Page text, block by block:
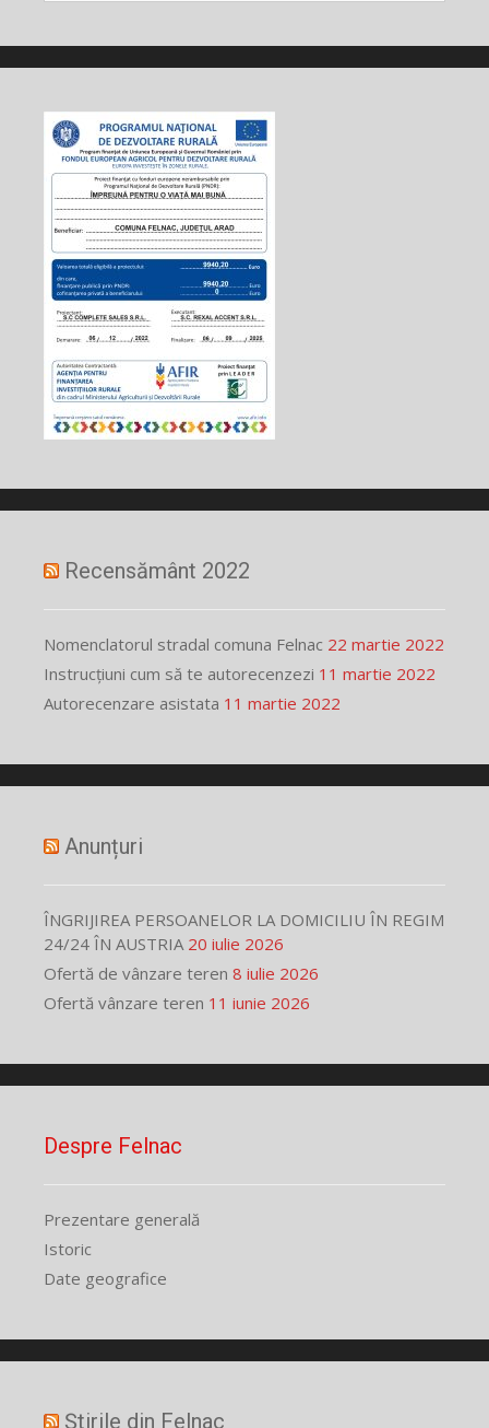
Recensământ 2022
Nomenclatorul stradal comuna Felnac 22 martie 2022
Instrucțiuni cum să te autorecenzezi 11 martie 2022
Autorecenzare asistata 11 martie 2022
Anunțuri
ÎNGRIJIREA PERSOANELOR LA DOMICILIU ÎN REGIM
24/24 ÎN AUSTRIA 20 iulie 2026
Ofertă de vânzare teren 8 iulie 2026
Ofertă vânzare teren 11 iunie 2026
Despre Felnac
Prezentare generală
Istoric
Date geografice
Știrile din Felnac